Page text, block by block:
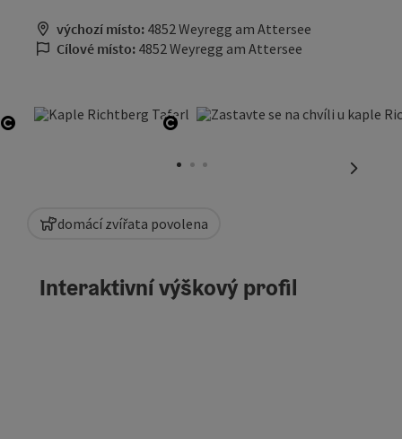
výchozí místo: 4852 Weyregg am Attersee
Cílové místo: 4852 Weyregg am Attersee
domácí zvířata povolena
Interaktivní výškový profil